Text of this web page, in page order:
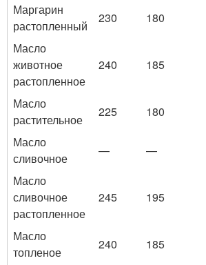
Маргарин
растопленный
230 180
Масло
животное
растопленное
240 185
Масло
растительное
225 180
Масло
сливочное
— —
Масло
сливочное
растопленное
245 195
Масло
топленое
240 185